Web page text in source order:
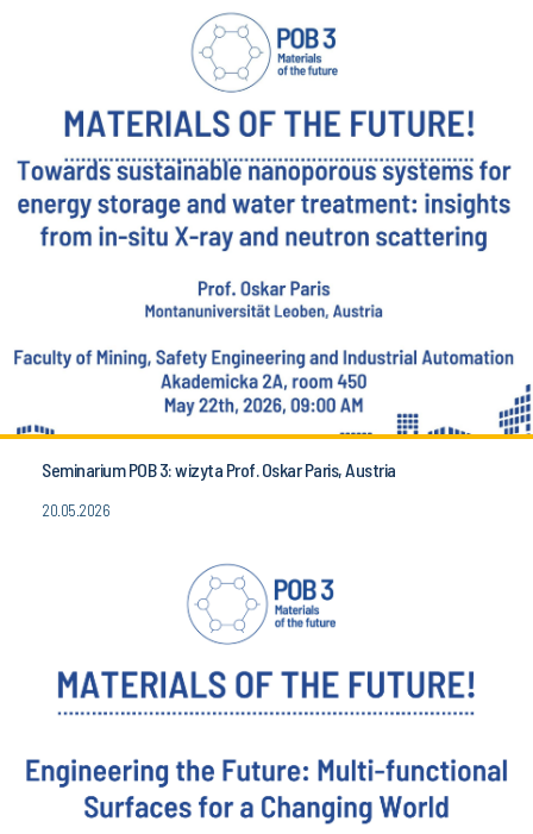
Seminarium POB 3: wizyta Prof. Oskar Paris, Austria
20.05.2026